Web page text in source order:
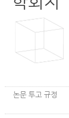
논문 투고 규정